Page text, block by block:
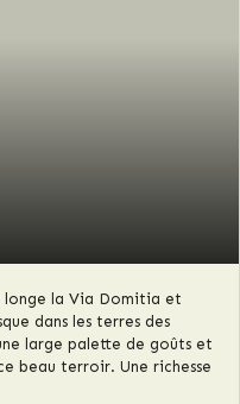
la Via Domitia et
dans les terres des
large palette de goûts et
beau terroir. Une richesse